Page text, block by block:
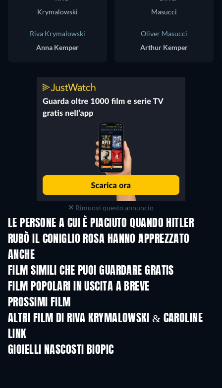
Riva Krymalowski
Anna Kemper
Oliver Masucci
Arthur Kemper
Rimuovi questo annuncio
LE PERSONE A CUI È PIACIUTO QUANDO HITLER
RUBÒ IL CONIGLIO ROSA HANNO APPREZZATO
ANCHE
FILM SIMILI CHE PUOI GUARDARE GRATIS
FILM POPOLARI IN USCITA A BREVE
PROSSIMI FILM
ALTRI FILM DI RIVA KRYMALOWSKI & CAROLINE
LINK
GIOIELLI NASCOSTI BIOPIC